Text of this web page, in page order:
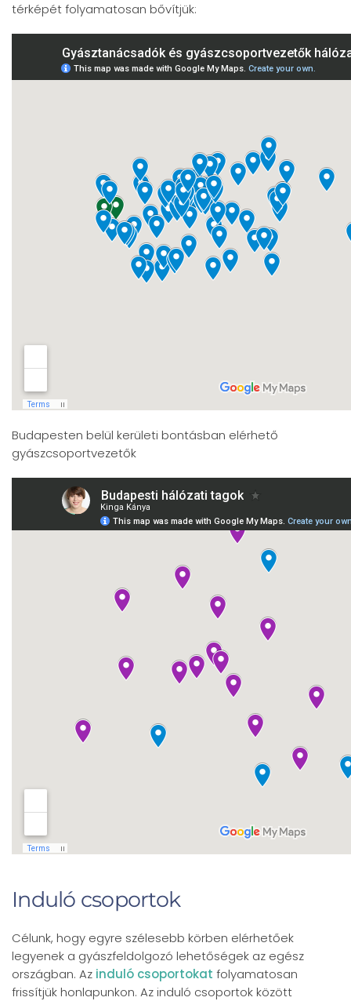
térképét folyamatosan bővítjük:
Budapesten belül kerületi bontásban elérhető
gyászcsoportvezetők
Induló csoportok
Célunk, hogy egyre szélesebb körben elérhetőek
legyenek a gyászfeldolgozó lehetőségek az egész
országban. Az induló csoportokat folyamatosan
frissítjük honlapunkon. Az induló csoportok között